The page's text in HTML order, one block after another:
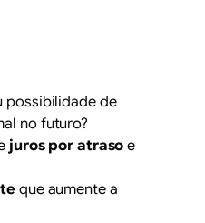
possibilidade de
no futuro?
juros por atraso e
que aumente a